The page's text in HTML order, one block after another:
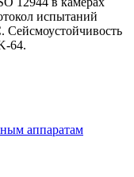
испытаний
Сейсмоустойчивость
64.
аппаратам